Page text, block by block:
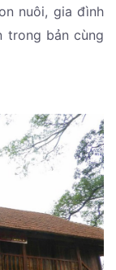
nuôi, gia đình
trong bản cùng